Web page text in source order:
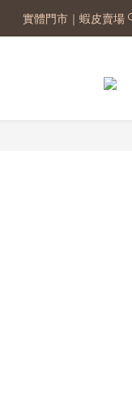
註冊會員，送 50
實體門市｜蝦皮賣場